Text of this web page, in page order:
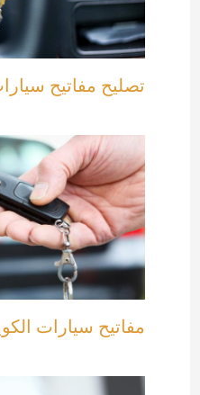
تصليح مفاتيح سيارات
مفاتيح سيارات الكويت